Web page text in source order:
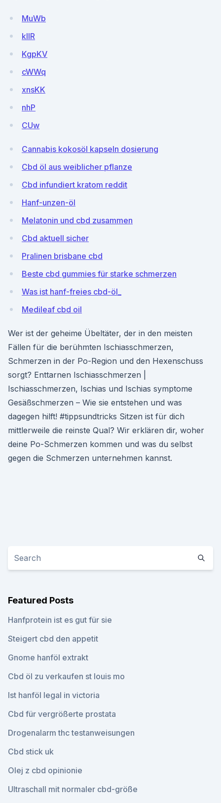
MuWb
kIIR
KgpKV
cWWq
xnsKK
nhP
CUw
Cannabis kokosöl kapseln dosierung
Cbd öl aus weiblicher pflanze
Cbd infundiert kratom reddit
Hanf-unzen-öl
Melatonin und cbd zusammen
Cbd aktuell sicher
Pralinen brisbane cbd
Beste cbd gummies für starke schmerzen
Was ist hanf-freies cbd-öl_
Medileaf cbd oil
Wer ist der geheime Übeltäter, der in den meisten
Fällen für die berühmten Ischiasschmerzen,
Schmerzen in der Po-Region und den Hexenschuss
sorgt? Enttarnen Ischiasschmerzen |
Ischiasschmerzen, Ischias und Ischias symptome
Gesäßschmerzen – Wie sie entstehen und was
dagegen hilft! #tippsundtricks Sitzen ist für dich
mittlerweile die reinste Qual? Wir erklären dir, woher
deine Po-Schmerzen kommen und was du selbst
gegen die Schmerzen unternehmen kannst.
Featured Posts
Hanfprotein ist es gut für sie
Steigert cbd den appetit
Gnome hanföl extrakt
Cbd öl zu verkaufen st louis mo
Ist hanföl legal in victoria
Cbd für vergrößerte prostata
Drogenalarm thc testanweisungen
Cbd stick uk
Olej z cbd opinionie
Ultraschall mit normaler cbd-größe